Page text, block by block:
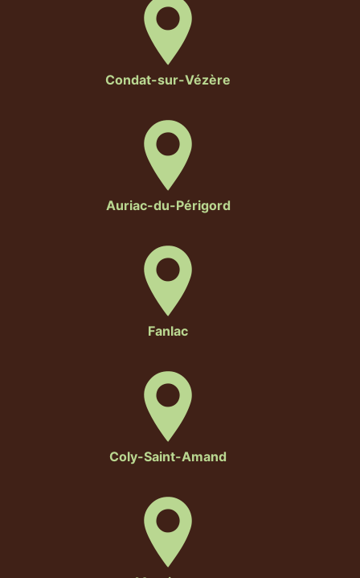
Condat-sur-Vézère
Auriac-du-Périgord
Fanlac
Coly-Saint-Amand